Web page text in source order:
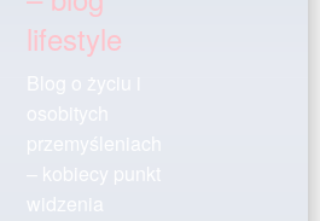
lifestyle
przemyśleniach
– kobiecy punkt
widzenia